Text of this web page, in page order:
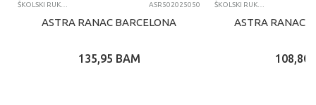
ŠKOLSKI RUKSACI ASR502025050
ASTRA RANAC BARCELONA
135,95 BAM
ŠKOLSKI RUKSACI
ASTRA RANAC
108,80